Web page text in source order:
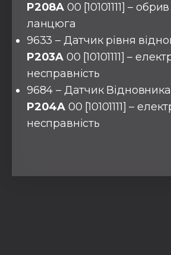
P208A 00 [10101111] – обрив
ланцюга
9633 – Датчик рівня
P203A 00 [10101111] –
несправність
9684 – Датчик
P204A 00 [10101111] –
несправність